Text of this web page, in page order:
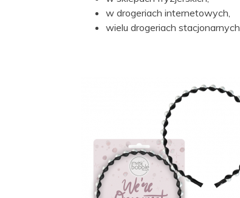
w drogeriach internetowych,
wielu drogeriach stacjonarnych.